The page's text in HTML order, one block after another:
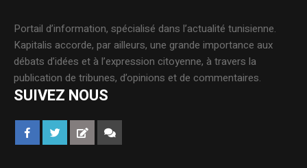
Portail d’information, spécialisé dans l’actualité tunisienne.
Kapitalis accorde, par ailleurs, une grande importance aux
débats d’idées et à l’expression citoyenne, à travers la
publication de tribunes, d’opinions et de commentaires.
SUIVEZ NOUS